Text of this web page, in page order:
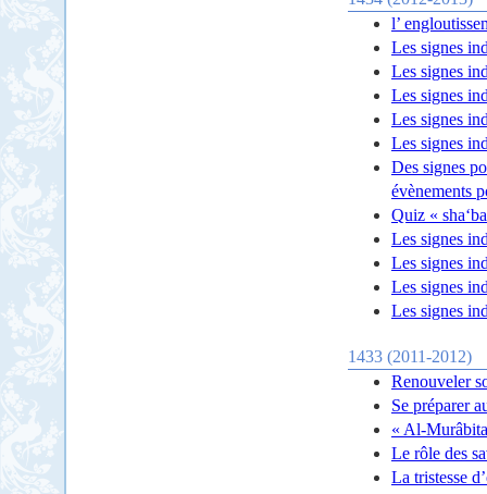
l’
Les signes
Les signes
Les signes
Les signes
Les signes
Des signes
évènements
Quiz «
Les signes
Les signes
Les signes
Les signes
1433 (2011-2012)
Renouveler
Se préparer
« Al-
Le rôle des
La tristesse